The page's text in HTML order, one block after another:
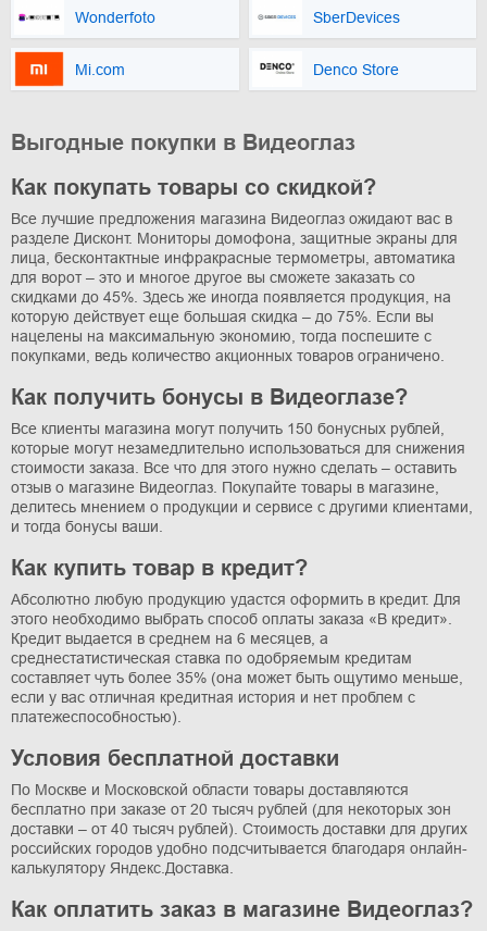
Wonderfoto SberDevices
Mi.com Denco Store
Выгодные покупки в Видеоглаз
Как покупать товары со скидкой?
Все лучшие предложения магазина Видеоглаз ожидают вас в
разделе Дисконт. Мониторы домофона, защитные экраны для
лица, бесконтактные инфракрасные термометры, автоматика
для ворот – это и многое другое вы сможете заказать со
скидками до 45%. Здесь же иногда появляется продукция, на
которую действует еще большая скидка – до 75%. Если вы
нацелены на максимальную экономию, тогда поспешите с
покупками, ведь количество акционных товаров ограничено.
Как получить бонусы в Видеоглазе?
Все клиенты магазина могут получить 150 бонусных рублей,
которые могут незамедлительно использоваться для снижения
стоимости заказа. Все что для этого нужно сделать – оставить
отзыв о магазине Видеоглаз. Покупайте товары в магазине,
делитесь мнением о продукции и сервисе с другими клиентами,
и тогда бонусы ваши.
Как купить товар в кредит?
Абсолютно любую продукцию удастся оформить в кредит. Для
этого необходимо выбрать способ оплаты заказа «В кредит».
Кредит выдается в среднем на 6 месяцев, а
среднестатистическая ставка по одобряемым кредитам
составляет чуть более 35% (она может быть ощутимо меньше,
если у вас отличная кредитная история и нет проблем с
платежеспособностью).
Условия бесплатной доставки
По Москве и Московской области товары доставляются
бесплатно при заказе от 20 тысяч рублей (для некоторых зон
доставки – от 40 тысяч рублей). Стоимость доставки для других
российских городов удобно подсчитывается благодаря онлайн-
калькулятору Яндекс.Доставка.
Как оплатить заказ в магазине Видеоглаз?